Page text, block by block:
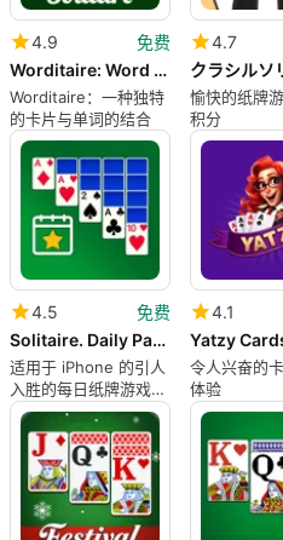
4.9
免费
Worditaire: Word Solitaire
Worditaire：一种独特
的卡片与单词的结合
4.7
愉快的纸牌
积分
4.5
免费
Solitaire. Daily Patience Game
适用于 iPhone 的引人
入胜的每日纸牌游戏体
验
4.1
Yatzy
令人兴奋的
体验